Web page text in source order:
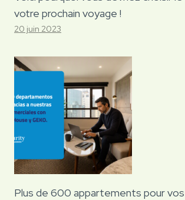
votre prochain voyage !
20 juin 2023
Plus de 600 appartements pour